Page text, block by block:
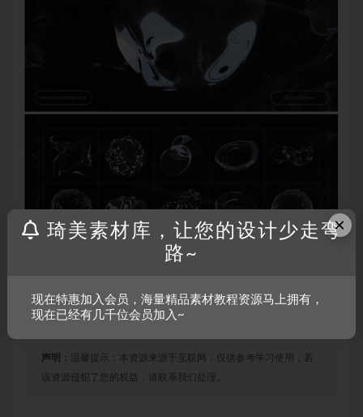
声明： 温馨提示：本资源来源于互联网，仅供参考学习使用，若
该资源侵犯了您的权益，请联系我们处理。
×
琦美素材库，让您的设计少走弯
路~
现在特惠加入会员，海量精品素材教程资源马上拥有，
现在已经有几千位会员加入~